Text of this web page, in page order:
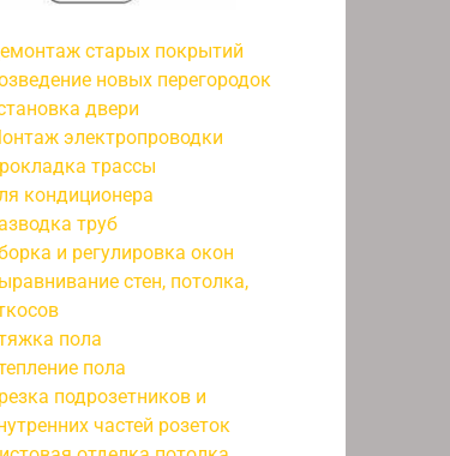
старых покрытий
новых перегородок
двери
электропроводки
трассы
кондиционера
труб
и регулировка окон
стен, потолка,
пола
пола
подрозетников и
частей розеток